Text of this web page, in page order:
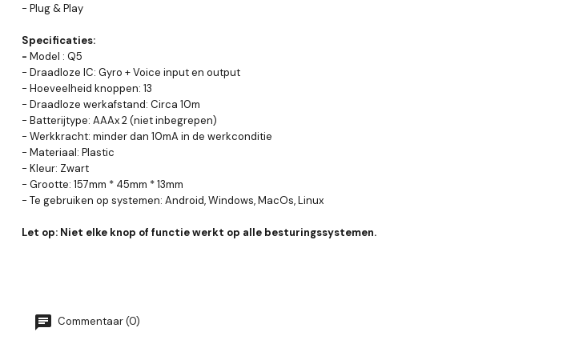
- Plug & Play
Specificaties:
- Model : Q5
- Draadloze IC: Gyro + Voice input en output
- Hoeveelheid knoppen: 13
- Draadloze werkafstand: Circa 10m
- Batterijtype: AAAx 2 (niet inbegrepen)
- Werkkracht: minder dan 10mA in de werkconditie
- Materiaal: Plastic
- Kleur: Zwart
- Grootte: 157mm * 45mm * 13mm
- Te gebruiken op systemen: Android, Windows, MacOs, Linux
Let op: Niet elke knop of functie werkt op alle besturingssystemen.
Commentaar (0)